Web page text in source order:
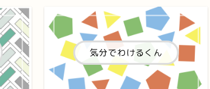
気分でわけるくん